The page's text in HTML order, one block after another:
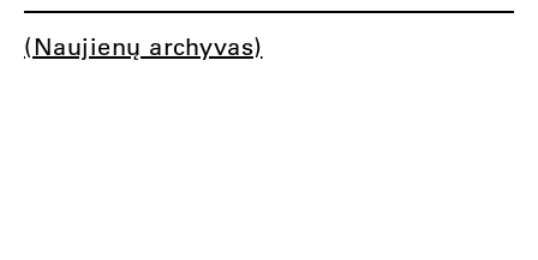
(Naujienų archyvas)